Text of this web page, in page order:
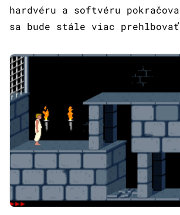
hardvéru a softvéru
sa bude stále viac